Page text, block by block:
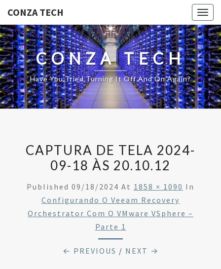
CONZA TECH
CONZA TECH
Have You Tried Turning It Off And On Again?
CAPTURA DE TELA 2024-
09-18 ÀS 20.10.12
Published 09/18/2024 At 1858 × 1090 In
Configurando O Veeam Recovery
Orchestrator Com O VMware VSphere –
Parte 1
← PREVIOUS / NEXT →